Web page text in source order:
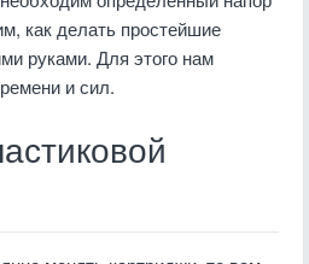
как делать простейшие
руками. Для этого нам
и сил.